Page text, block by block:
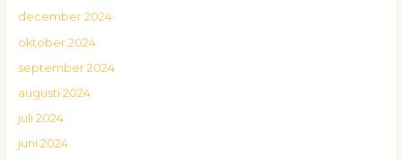
december 2024
oktober 2024
september 2024
augusti 2024
juli 2024
juni 2024